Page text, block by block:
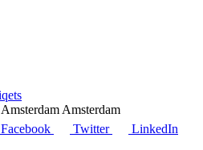
Amsterdam
Facebook Twitter LinkedIn